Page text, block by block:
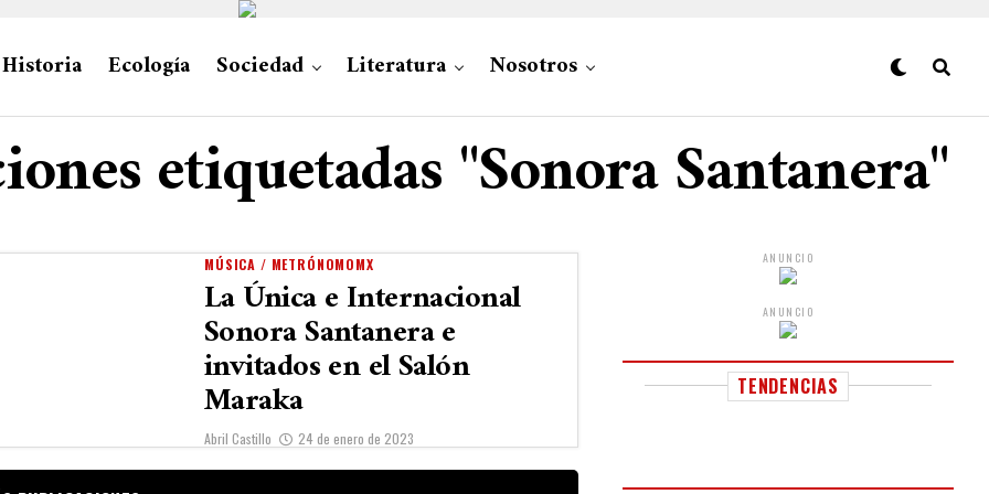
Historia Ecología Sociedad Literatura Nosotros
etiquetadas "Sonora Santanera"
MÚSICA / METRÓNOMOMX
La Única e Internacional
Sonora Santanera e
invitados en el Salón
Maraka
Abril Castillo 24 de enero de 2023
ANUNCIO
ANUNCIO
TENDENCIAS